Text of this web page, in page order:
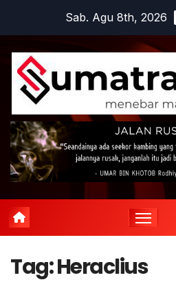
content
Sab. Agu 8th, 2026
Tag:Heraclius